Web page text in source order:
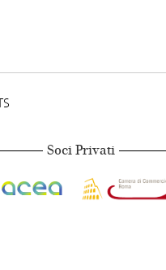
Soci Privati